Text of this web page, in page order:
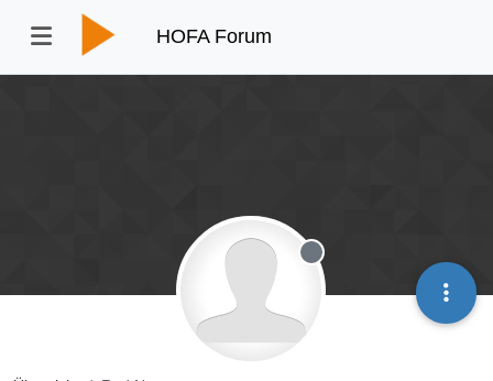
HOFA Forum
Offline